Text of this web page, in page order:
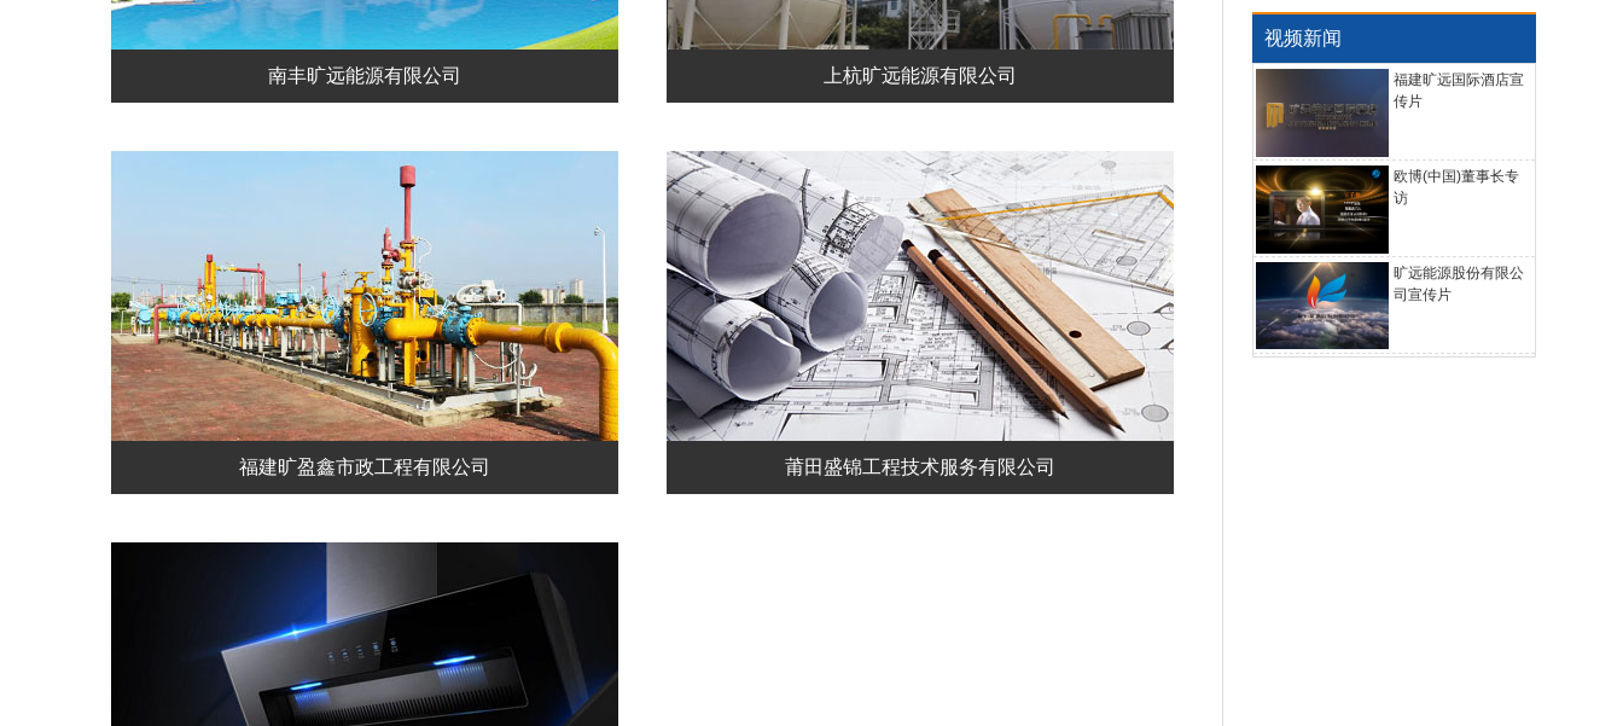
南丰旷远能源有限公司 上杭旷远能源有限公司
福建旷盈鑫市政工程有限公司 莆田盛锦工程技术服务有限公司
视频新闻
福建旷远国际酒店宣
传片
欧博(中国)董事长专
访
旷远能源股份有限公
司宣传片